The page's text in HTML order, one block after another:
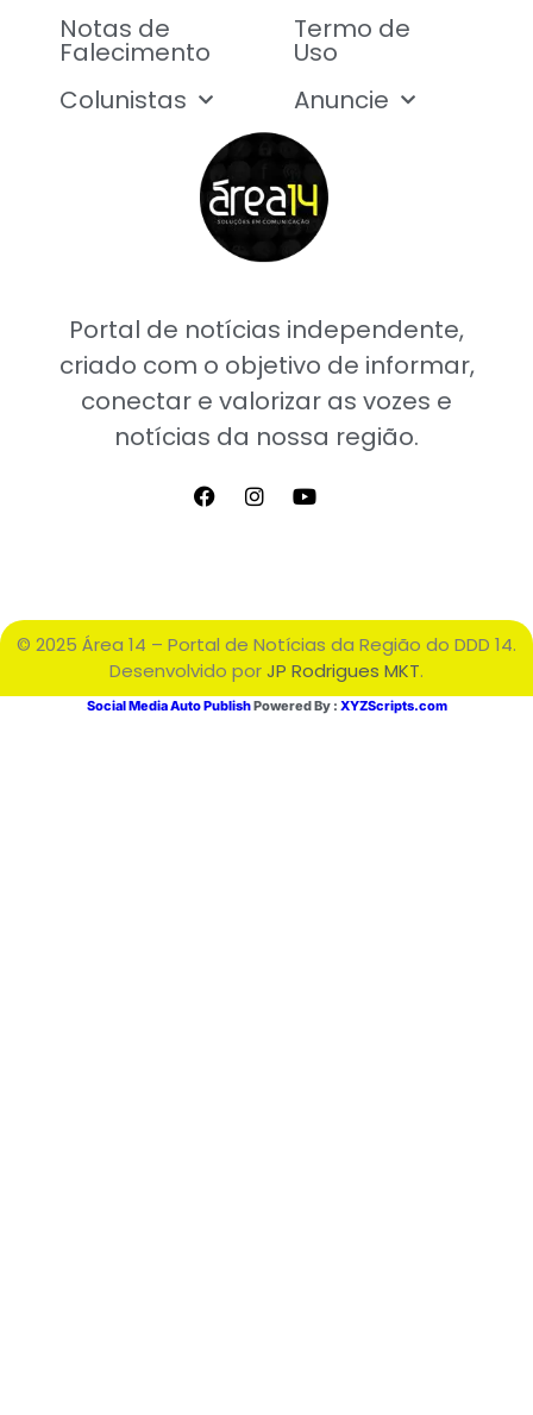
Portal de notícias independente,
criado com o objetivo de informar,
conectar e valorizar as vozes e
notícias da nossa região.
Notas de
Falecimento
Colunistas
Termo de
Uso
Anuncie
© 2025 Área 14 – Portal de Notícias da Região do DDD 14.
Desenvolvido porJP Rodrigues MKT.
Social Media Auto PublishPowered By : XYZScripts.com